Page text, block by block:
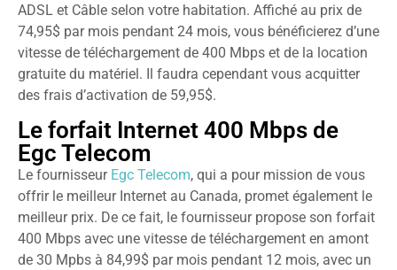
ADSL et Câble selon votre habitation. Affiché au prix de
74,95$ par mois pendant 24 mois, vous bénéficierez d’une
vitesse de téléchargement de 400 Mbps et de la location
gratuite du matériel. Il faudra cependant vous acquitter
des frais d’activation de 59,95$.
Le forfait Internet 400 Mbps de
Egc Telecom
Le fournisseur Egc Telecom, qui a pour mission de vous
offrir le meilleur Internet au Canada, promet également le
meilleur prix. De ce fait, le fournisseur propose son forfait
400 Mbps avec une vitesse de téléchargement en amont
de 30 Mpbs à 84,99$ par mois pendant 12 mois, avec un